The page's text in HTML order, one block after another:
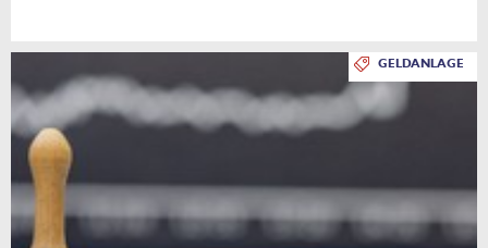
GELDANLAGE